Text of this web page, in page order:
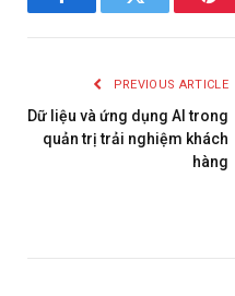
FacebookTwitter
PREVIOUS ARTICLE
Dữ liệu và ứng dụng AI trong
quản trị trải nghiệm khách
hàng